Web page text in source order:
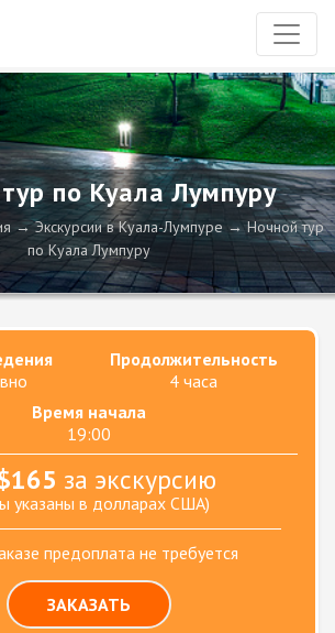
по Куала Лумпуру
Экскурсии в Куала-Лумпуре
Ночной тур
по Куала Лумпуру
Продолжительность
4 часа
Время начала
19:00
за экскурсию
указаны в долларах США)
предоплата не требуется
ЗАКАЗАТЬ